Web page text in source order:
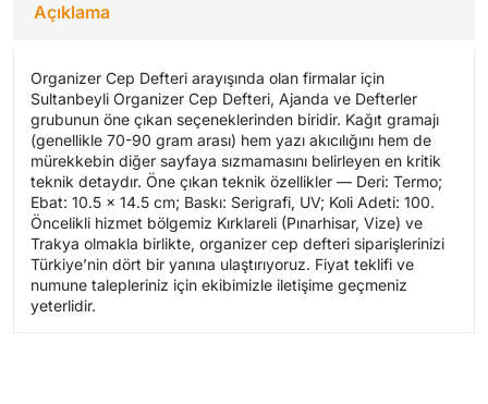
Açıklama
Organizer Cep Defteri arayışında olan firmalar için
Sultanbeyli Organizer Cep Defteri, Ajanda ve Defterler
grubunun öne çıkan seçeneklerinden biridir. Kağıt gramajı
(genellikle 70-90 gram arası) hem yazı akıcılığını hem de
mürekkebin diğer sayfaya sızmamasını belirleyen en kritik
teknik detaydır. Öne çıkan teknik özellikler — Deri: Termo;
Ebat: 10.5 x 14.5 cm; Baskı: Serigrafi, UV; Koli Adeti: 100.
Öncelikli hizmet bölgemiz Kırklareli (Pınarhisar, Vize) ve
Trakya olmakla birlikte, organizer cep defteri siparişlerinizi
Türkiye’nin dört bir yanına ulaştırıyoruz. Fiyat teklifi ve
numune talepleriniz için ekibimizle iletişime geçmeniz
yeterlidir.